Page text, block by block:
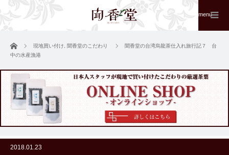
menu
ホーム 現地買い付け 聞香堂のこだわり
聞香堂の台湾烏龍茶仕入れ旅行記７ 台
中の水産漁港
2018.01.23